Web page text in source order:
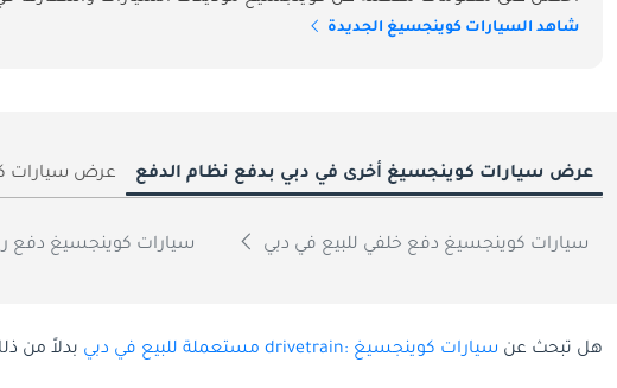
شاهد السيارات كوينجسيغ الجديدة
عرض سيارات كوينجسيغ أخرى في دبي بدفع نظام الدفع عرض سيارات
سيارات كوينجسيغ دفع خلفي للبيع في دبي سيارات كوينجسيغ دفع
هل تبحث عن سيارات كوينجسيغ :drivetrain مستعملة للبيع في دبي بدلاً من